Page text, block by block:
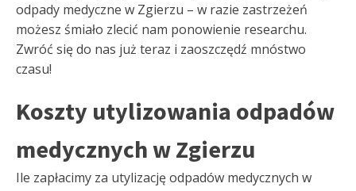
odpady medyczne w Zgierzu – w razie zastrzeżeń
możesz śmiało zlecić nam ponowienie researchu.
Zwróć się do nas już teraz i zaoszczędź mnóstwo
czasu!
Koszty utylizowania odpadów
medycznych w Zgierzu
Ile zapłacimy za utylizację odpadów medycznych w